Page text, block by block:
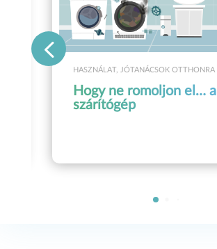
HASZNÁLAT , JÓTANÁCSOK OTTHONRA
Hogy ne romoljon el… a
szárítógép